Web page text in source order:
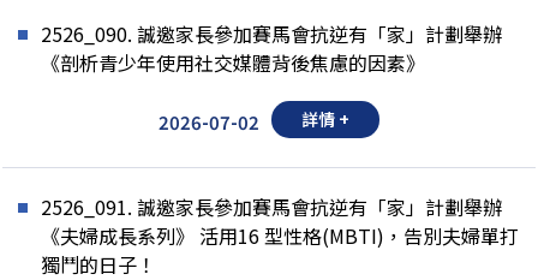
2526_090. 誠邀家長參加賽馬會抗逆有「家」計劃舉辦
《剖析青少年使用社交媒體背後焦慮的因素》
2026-07-02 詳情 +
2526_091. 誠邀家長參加賽馬會抗逆有「家」計劃舉辦
《夫婦成長系列》 活用16 型性格(MBTI)，告別夫婦單打
獨鬥的日子！